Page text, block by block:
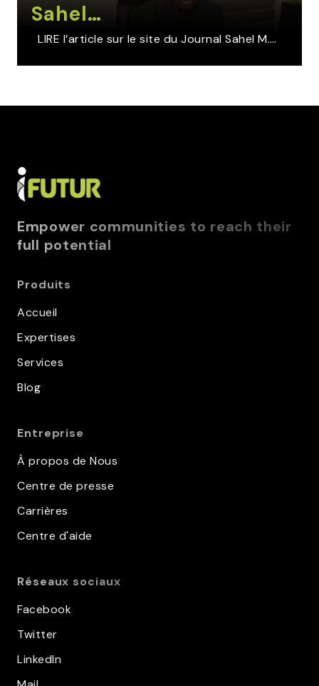
Sahel…
LIRE l’article sur le site du Journal Sahel M.…
Empower communities to reach their
full potential
Produits
Accueil
Expertises
Services
Blog
Entreprise
À propos de Nous
Centre de presse
Carrières
Centre d'aide
Réseaux sociaux
Facebook
Twitter
LinkedIn